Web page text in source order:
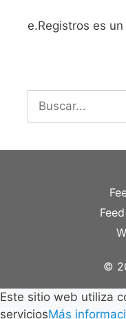
e.Registros es
Buscar:
©
Este sitio web utiliza
serviciosMás